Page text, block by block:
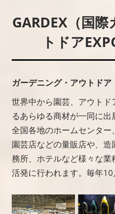
GARDEX（国
トドア
ガーデニング・アウトド
世界中から園芸、アウト
るあらゆる商材が一同に出
全国各地のホームセンター
園芸店などの量販店や、
務所、ホテルなど様々な
活発に行われます。毎年10